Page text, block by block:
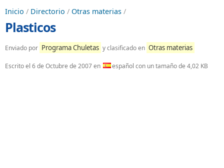
Inicio / Directorio / Otras materias /
Plasticos
Enviado por Programa Chuletas y clasificado en Otras materias
Escrito el 6 de Octubre de 2007en español con un tamaño de 4,02 KB